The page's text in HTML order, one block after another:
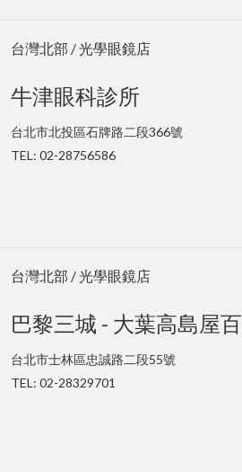
台灣北部 / 光學眼鏡店
牛津眼科診所
台北市北投區石牌路二段366號
TEL: 02-28756586
台灣北部 / 光學眼鏡店
巴黎三城 - 大葉高島屋
台北市士林區忠誠路二段55號
TEL: 02-28329701